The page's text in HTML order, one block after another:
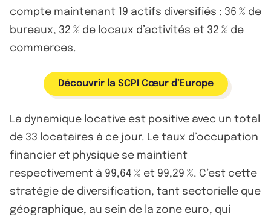
compte maintenant 19 actifs diversifiés : 36 % de
bureaux, 32 % de locaux d’activités et 32 % de
commerces.
Découvrir la SCPI Cœur d’Europe
La dynamique locative est positive avec un total
de 33 locataires à ce jour. Le taux d’occupation
financier et physique se maintient
respectivement à 99,64 % et 99,29 %. C’est cette
stratégie de diversification, tant sectorielle que
géographique, au sein de la zone euro, qui